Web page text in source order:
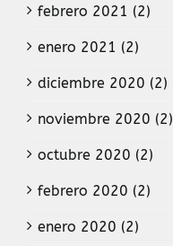
febrero 2021 (2)
enero 2021 (2)
diciembre 2020 (2)
noviembre 2020 (2)
octubre 2020 (2)
febrero 2020 (2)
enero 2020 (2)